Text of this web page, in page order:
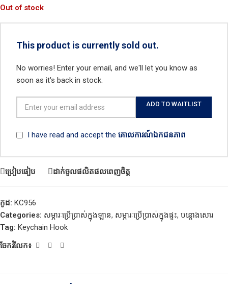
Out of stock
This product is currently sold out.
No worries! Enter your email, and we'll let you know as
soon as it's back in stock.
ADD TO WAITLIST
I have read and accept the គោលការណ៍ឯកជនភាព
ប្រៀបធៀប ដាក់ចូលផលិតផលពេញចិត្ត
កូដ: KC956
Categories: សម្ភារៈប្រើប្រាស់ក្នុងឡាន, សម្ភារៈប្រើប្រាស់ក្នុងផ្ទះ, បន្តោងសោរ
Tag: Keychain Hook
ចែករំលែក៖